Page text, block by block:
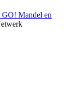
Mandel en